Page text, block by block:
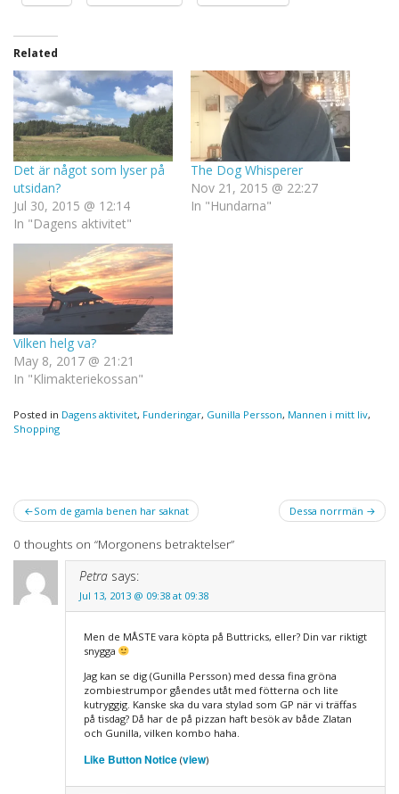
Related
Det är något som lyser på
utsidan?
Jul 30, 2015 @ 12:14
In "Dagens aktivitet"
The Dog Whisperer
Nov 21, 2015 @ 22:27
In "Hundarna"
Vilken helg va?
May 8, 2017 @ 21:21
In "Klimakteriekossan"
Posted in Dagens aktivitet, Funderingar, Gunilla Persson, Mannen i mitt liv,
Shopping
Post
navigation
Som de gamla benen har saknat Dessa norrmän
0 thoughts on “Morgonens betraktelser”
Petra says:
Jul 13, 2013 @ 09:38 at 09:38
Men de MÅSTE vara köpta på Buttricks, eller? Din var riktigt
snygga
Jag kan se dig (Gunilla Persson) med dessa fina gröna
zombiestrumpor gåendes utåt med fötterna och lite
kutryggig. Kanske ska du vara stylad som GP när vi träffas
på tisdag? Då har de på pizzan haft besök av både Zlatan
och Gunilla, vilken kombo haha.
Like Button Notice(view)